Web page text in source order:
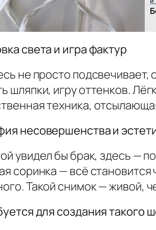
света и игра фактур
не просто подсвечивает,
шляпки, игру оттенков.
техника,
несовершенства и
увидел бы брак, здесь —
соринка — всё
Такой снимок — живой,
для создания такого